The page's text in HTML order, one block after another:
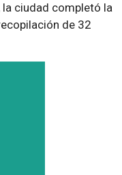
la ciudad completó la
de 32